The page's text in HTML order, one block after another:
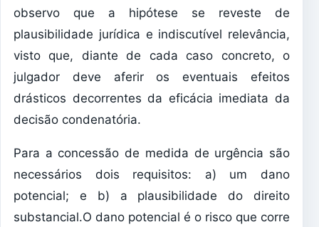
observo que a hipótese se reveste de
plausibilidade jurídica e indiscutível relevância,
visto que, diante de cada caso concreto, o
julgador deve aferir os eventuais efeitos
drásticos decorrentes da eficácia imediata da
decisão condenatória.
Para a concessão de medida de urgência são
necessários dois requisitos: a) um dano
potencial; e b) a plausibilidade do direito
substancial.O dano potencial é o risco que corre